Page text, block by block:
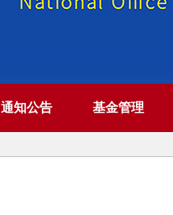
通知公告 基金管理